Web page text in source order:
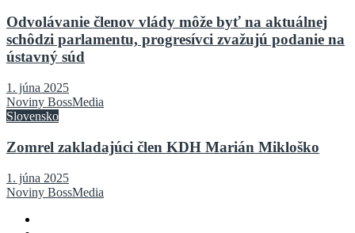
Odvolávanie členov vlády môže byť na aktuálnej
schôdzi parlamentu, progresívci zvažujú podanie na
ústavný súd
1. júna 2025
Noviny BossMedia
Slovensko
Zomrel zakladajúci člen KDH Marián Mikloško
1. júna 2025
Noviny BossMedia